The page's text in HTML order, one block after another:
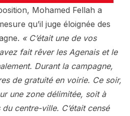
Mohamed Fellah a
qu’il juge éloignée des
« C’était une de vos
fait rêver les Agenais et le
Durant la campagne,
de gratuité en voirie. Ce soir,
une zone délimitée, soit à
centre-ville. C’était censé